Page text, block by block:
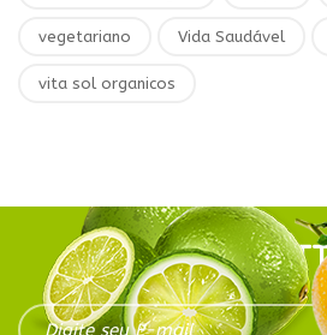
vegetariano Vida Saudável
vita sol organicos